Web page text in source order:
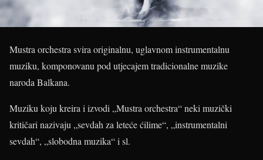
Mustra orchestra svira originalnu, uglavnom instrumentalnu
muziku, komponovanu pod utjecajem tradicionalne muzike
naroda Balkana.
Muziku koju kreira i izvodi „Mustra orchestra“ neki muzički
kritičari nazivaju „sevdah za leteće ćilime“, „instrumentalni
sevdah“, „slobodna muzika“ i sl.